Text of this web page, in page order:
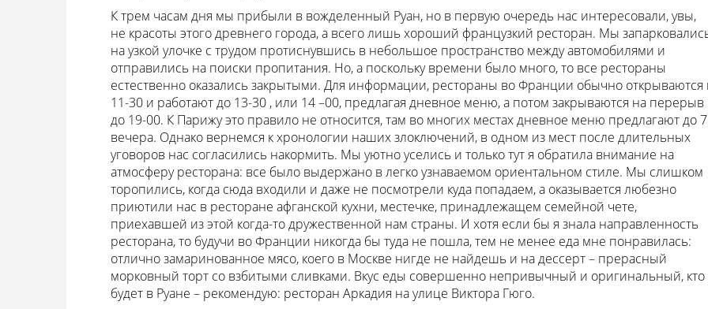
К трем часам дня мы прибыли в вожделенный Руан, но в первую очередь нас интересовали, увы,
не красоты этого древнего города, а всего лишь хороший французкий ресторан. Мы
на узкой улочке с трудом протиснувшись в небольшое пространство между автомобилями и
отправились на поиски пропитания. Но, а поскольку времени было много, то все рестораны
естественно оказались закрытыми. Для информации, рестораны во Франции обычно открываются
11-30 и работают до 13-30 , или 14 –00, предлагая дневное меню, а потом закрываются на перерыв
до 19-00. К Парижу это правило не относится, там во многих местах дневное меню предлагают до 7
вечера. Однако вернемся к хронологии наших злоключений, в одном из мест после длительных
уговоров нас согласились накормить. Мы уютно уселись и только тут я обратила внимание на
атмосферу ресторана: все было выдержано в легко узнаваемом ориентальном стиле. Мы слишком
торопились, когда сюда входили и даже не посмотрели куда попадаем, а оказывается любезно
приютили нас в ресторане афганской кухни, местечке, принадлежащем семейной чете,
приехавшей из этой когда-то дружественной нам страны. И хотя если бы я знала направленность
ресторана, то будучи во Франции никогда бы туда не пошла, тем не менее еда мне понравилась:
отлично замаринованное мясо, коего в Москве нигде не найдешь и на дессерт – прерасный
морковный торт со взбитыми сливками. Вкус еды совершенно непривычный и оригинальный, кто
будет в Руане – рекомендую: ресторан Аркадия на улице Виктора Гюго.